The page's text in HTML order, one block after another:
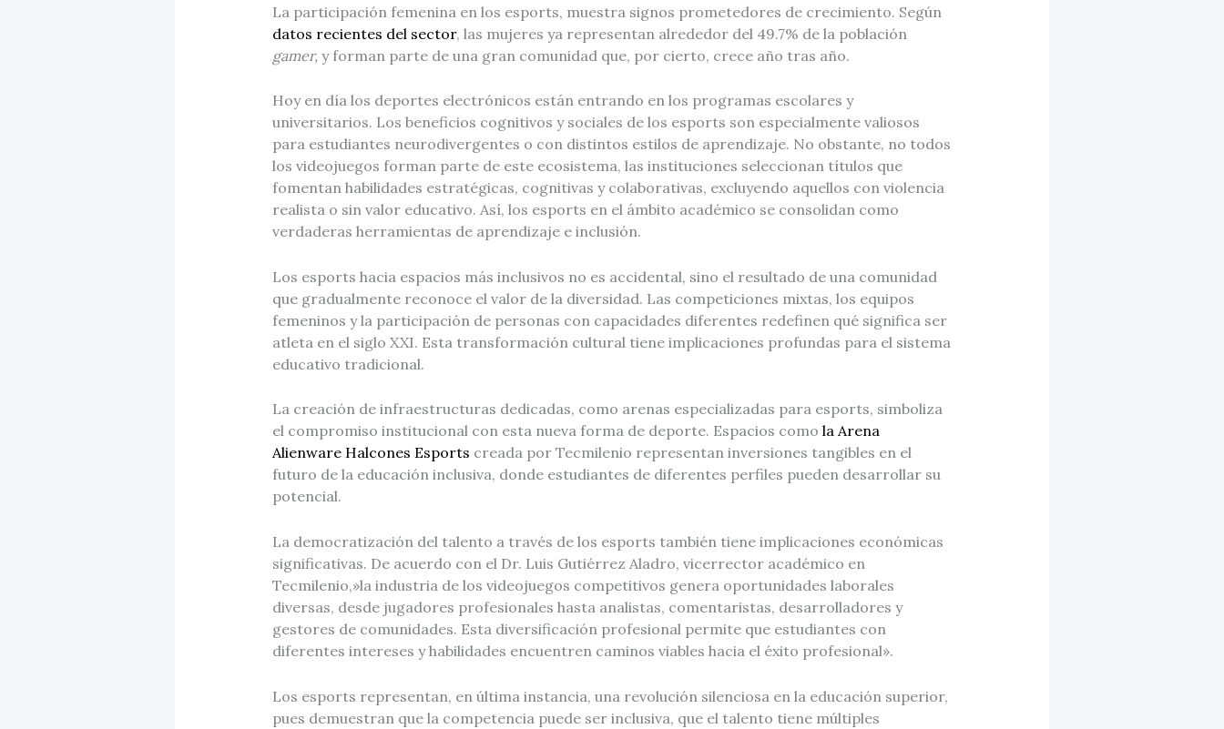
La participación femenina en los esports, muestra signos prometedores de crecimiento. Según
datos recientes del sector, las mujeres ya representan alrededor del 49.7% de la población
gamer, y forman parte de una gran comunidad que, por cierto, crece año tras año.
Hoy en día los deportes electrónicos están entrando en los programas escolares y
universitarios. Los beneficios cognitivos y sociales de los esports son especialmente valiosos
para estudiantes neurodivergentes o con distintos estilos de aprendizaje. No obstante, no todos
los videojuegos forman parte de este ecosistema, las instituciones seleccionan títulos que
fomentan habilidades estratégicas, cognitivas y colaborativas, excluyendo aquellos con violencia
realista o sin valor educativo. Así, los esports en el ámbito académico se consolidan como
verdaderas herramientas de aprendizaje e inclusión.
Los esports hacia espacios más inclusivos no es accidental, sino el resultado de una comunidad
que gradualmente reconoce el valor de la diversidad. Las competiciones mixtas, los equipos
femeninos y la participación de personas con capacidades diferentes redefinen qué significa ser
atleta en el siglo XXI. Esta transformación cultural tiene implicaciones profundas para el sistema
educativo tradicional.
La creación de infraestructuras dedicadas, como arenas especializadas para esports, simboliza
el compromiso institucional con esta nueva forma de deporte. Espacios como la Arena
Alienware Halcones Esports creada por Tecmilenio representan inversiones tangibles en el
futuro de la educación inclusiva, donde estudiantes de diferentes perfiles pueden desarrollar su
potencial.
La democratización del talento a través de los esports también tiene implicaciones económicas
significativas. De acuerdo con el Dr. Luis Gutiérrez Aladro, vicerrector académico en
Tecmilenio,»la industria de los videojuegos competitivos genera oportunidades laborales
diversas, desde jugadores profesionales hasta analistas, comentaristas, desarrolladores y
gestores de comunidades. Esta diversificación profesional permite que estudiantes con
diferentes intereses y habilidades encuentren caminos viables hacia el éxito profesional».
Los esports representan, en última instancia, una revolución silenciosa en la educación superior,
pues demuestran que la competencia puede ser inclusiva, que el talento tiene múltiples